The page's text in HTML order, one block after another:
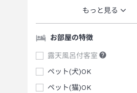
もっと見る
お部屋の特徴
露天風呂付客室
ペット(犬)OK
ペット(猫)OK